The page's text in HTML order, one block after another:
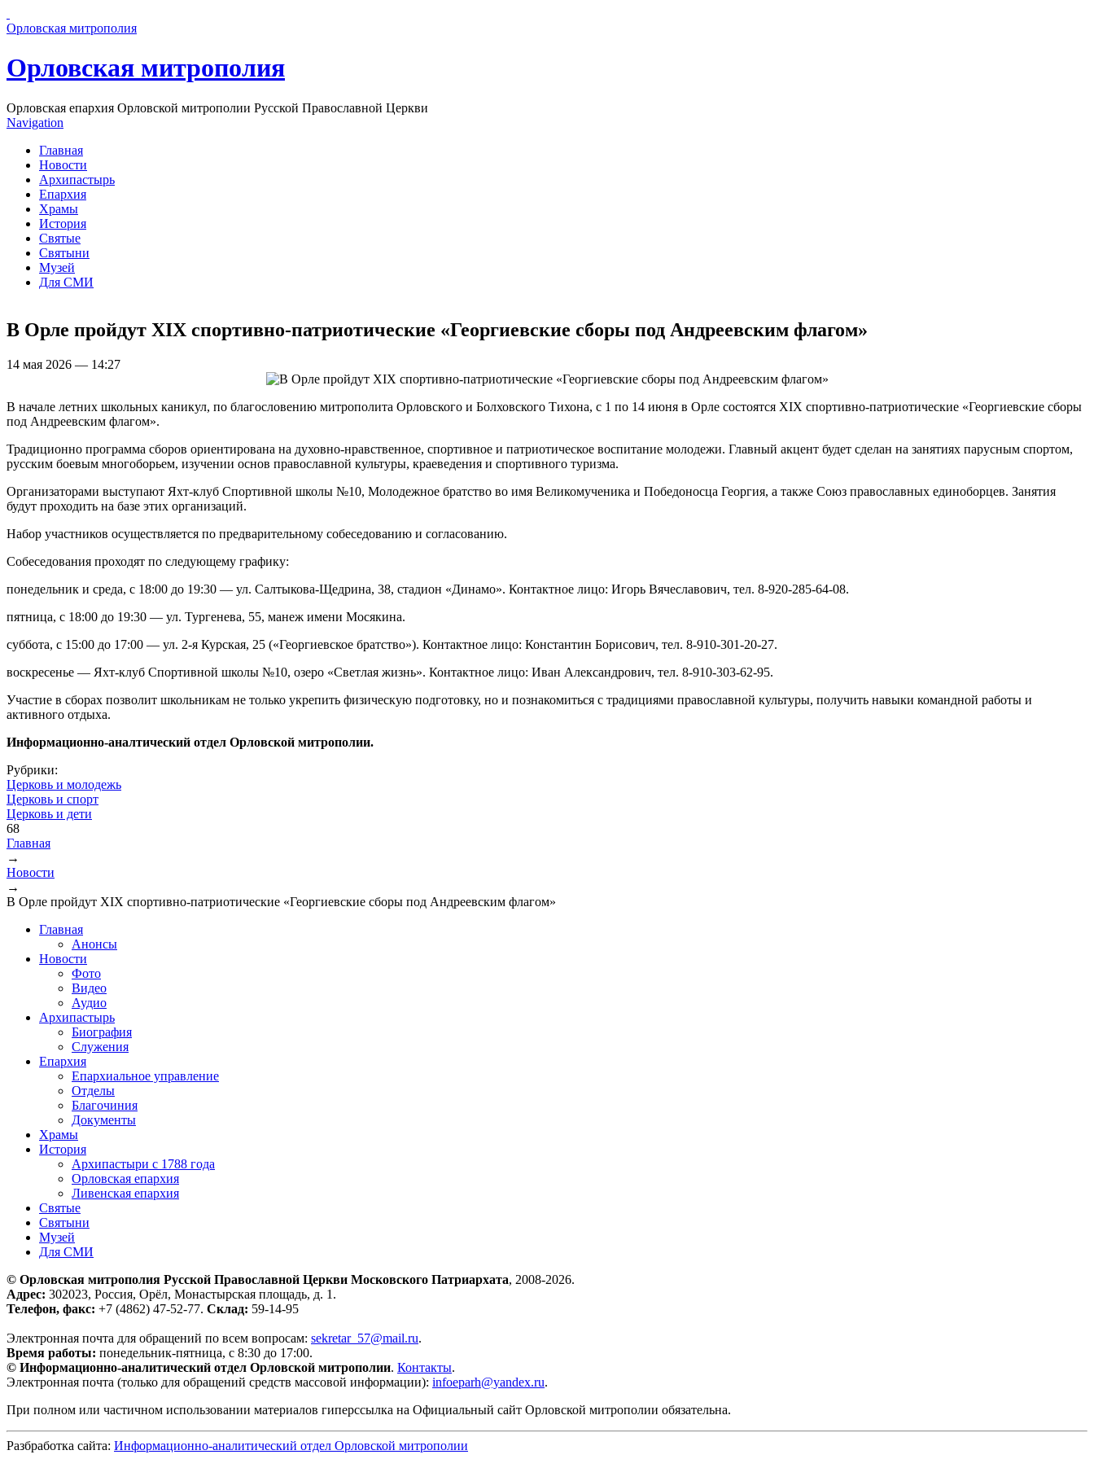
Орловская митрополия
Орловская митрополия
Орловская епархия Орловской митрополии Русской Православной Церкви
Navigation
Главная
Новости
Архипастырь
Епархия
Храмы
История
Святые
Святыни
Музей
Для СМИ
В Орле пройдут XIX спортивно-патриотические «Георгиевские сборы под Андреевским флагом»
14 мая 2026 — 14:27
В начале летних школьных каникул, по благословению митрополита Орловского и Болховского Тихона, с 1 по 14 июня в Орле состоятся XIX спортивно-патриотические «Георгиевские сборы
под Андреевским флагом».
Традиционно программа сборов ориентирована на духовно-нравственное, спортивное и патриотическое воспитание молодежи. Главный акцент будет сделан на занятиях парусным спортом,
русским боевым многоборьем, изучении основ православной культуры, краеведения и спортивного туризма.
Организаторами выступают Яхт-клуб Спортивной школы №10, Молодежное братство во имя Великомученика и Победоносца Георгия, а также Союз православных единоборцев. Занятия
будут проходить на базе этих организаций.
Набор участников осуществляется по предварительному собеседованию и согласованию.
Собеседования проходят по следующему графику:
понедельник и среда, с 18:00 до 19:30 — ул. Салтыкова-Щедрина, 38, стадион «Динамо». Контактное лицо: Игорь Вячеславович, тел. 8-920-285-64-08.
пятница, с 18:00 до 19:30 — ул. Тургенева, 55, манеж имени Мосякина.
суббота, с 15:00 до 17:00 — ул. 2-я Курская, 25 («Георгиевское братство»). Контактное лицо: Константин Борисович, тел. 8-910-301-20-27.
воскресенье — Яхт-клуб Спортивной школы №10, озеро «Светлая жизнь». Контактное лицо: Иван Александрович, тел. 8-910-303-62-95.
Участие в сборах позволит школьникам не только укрепить физическую подготовку, но и познакомиться с традициями православной культуры, получить навыки командной работы и
активного отдыха.
Информационно-аналтический отдел Орловской митрополии.
Рубрики:
Церковь и молодежь
Церковь и спорт
Церковь и дети
68
Вы здесь
Главная
→
Новости
→
В Орле пройдут XIX спортивно-патриотические «Георгиевские сборы под Андреевским флагом»
Главная
Анонсы
Новости
Фото
Видео
Аудио
Архипастырь
Биография
Служения
Епархия
Епархиальное управление
Отделы
Благочиния
Документы
Храмы
История
Архипастыри с 1788 года
Орловская епархия
Ливенская епархия
Святые
Святыни
Музей
Для СМИ
© Орловская митрополия Русской Православной Церкви Московского Патриархата, 2008-2026.
Адрес: 302023, Россия, Орёл, Монастырская площадь, д. 1.
Телефон, факс: +7 (4862) 47-52-77. Склад: 59-14-95
Электронная почта для обращений по всем вопросам: sekretar_57@mail.ru.
Время работы: понедельник-пятница, с 8:30 до 17:00.
© Информационно-аналитический отдел Орловской митрополии. Контакты.
Электронная почта (только для обращений средств массовой информации): infoeparh@yandex.ru.
При полном или частичном использовании материалов гиперссылка на Официальный сайт Орловской митрополии обязательна.
Разбработка сайта: Информационно-аналитический отдел Орловской митрополии